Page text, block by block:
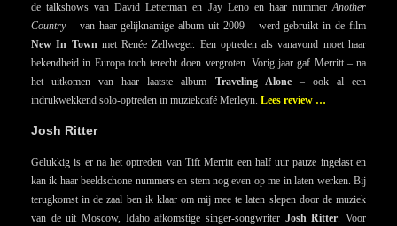
de talkshows van David Letterman en Jay Leno en haar nummerAnother
Country– van haar gelijknamige album uit 2009 – werd gebruikt in de film
New In Townmet Renée Zellweger. Een optreden als vanavond moet haar
bekendheid in Europa toch terecht doen vergroten. Vorig jaar gaf Merritt – na
het uitkomen van haar laatste album Traveling Alone– ook al een
indrukwekkend solo-optreden in muziekcafé Merleyn. Lees review …
Josh Ritter
Gelukkig is er na het optreden van Tift Merritt een half uur pauze ingelast en
kan ik haar beeldschone nummers en stem nog even op me in laten werken. Bij
terugkomst in de zaal ben ik klaar om mij mee te laten slepen door de muziek
van de uit Moscow, Idaho afkomstige singer-songwriter Josh Ritter. Voor